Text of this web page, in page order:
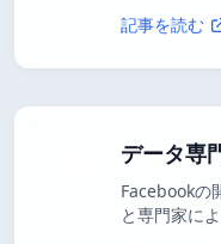
記事を読む
データ専
Facebookの
と専門家に